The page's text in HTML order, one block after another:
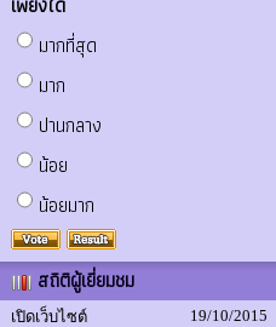
มากที่สุด
มาก
ปานกลาง
น้อย
น้อยมาก
สถิติผู้เยี่ยมชม
เปิดเว็บไซต์
19/10/2015